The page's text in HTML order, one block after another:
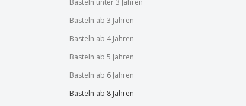
Basteln unter 3 Jahren
Basteln ab 3 Jahren
Basteln ab 4 Jahren
Basteln ab 5 Jahren
Basteln ab 6 Jahren
Basteln ab 8 Jahren